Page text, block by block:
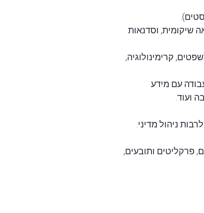
שיקומית, וסדנאות
קרימינולוגיה,
עם מידע
ניהול מדיני.
פרקליטים ותובעים,